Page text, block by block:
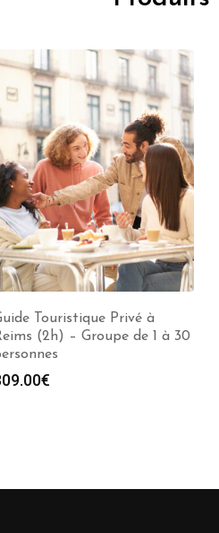
Touristique Privé à
(2h) – Groupe de 1 à 30
€